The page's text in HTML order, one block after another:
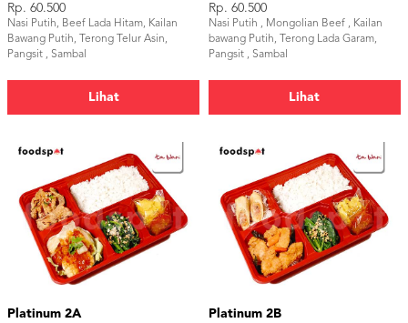
Rp. 60.500
Nasi Putih, Beef Lada Hitam, Kailan
Bawang Putih, Terong Telur Asin,
Pangsit , Sambal
Lihat
Rp. 60.500
Nasi Putih , Mongolian Beef , Kailan
bawang Putih, Terong Lada Garam,
Pangsit , Sambal
Lihat
Platinum 2A
Platinum 2B